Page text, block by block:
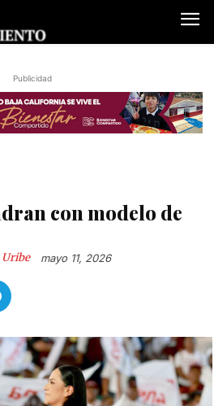
Publicidad
con modelo de
Uribe mayo 11, 2026